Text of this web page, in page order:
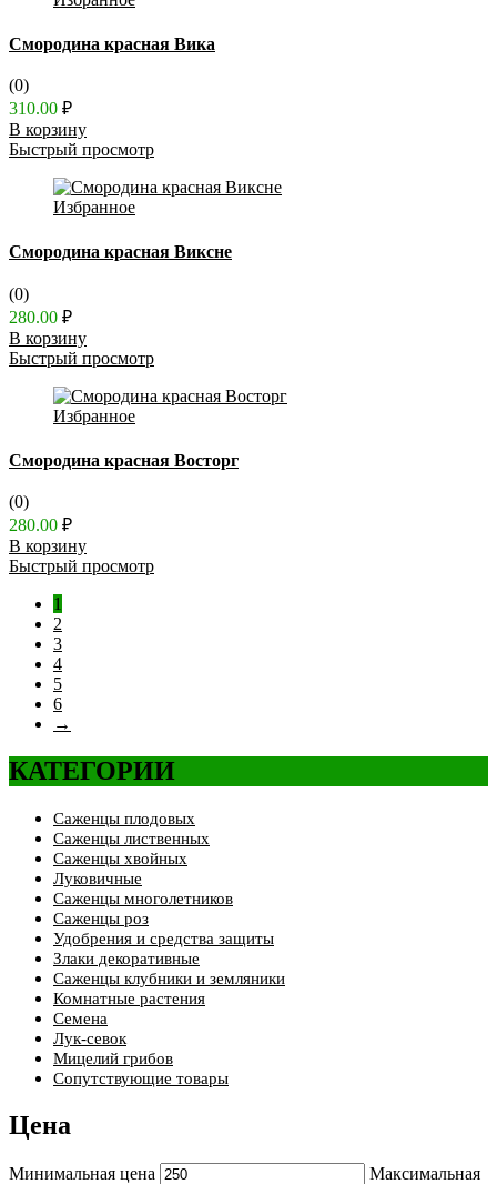
Смородина красная Вика
(0)
310.00 ₽
В корзину
Быстрый просмотр
Избранное
Смородина красная Виксне
(0)
280.00 ₽
В корзину
Быстрый просмотр
Избранное
Смородина красная Восторг
(0)
280.00 ₽
В корзину
Быстрый просмотр
1
2
3
4
5
6
→
КАТЕГОРИИ
Саженцы плодовых
Саженцы лиственных
Саженцы хвойных
Луковичные
Саженцы многолетников
Саженцы роз
Удобрения и средства защиты
Злаки декоративные
Саженцы клубники и земляники
Комнатные растения
Семена
Лук-севок
Мицелий грибов
Сопутствующие товары
Цена
Минимальная цена
Максимальная